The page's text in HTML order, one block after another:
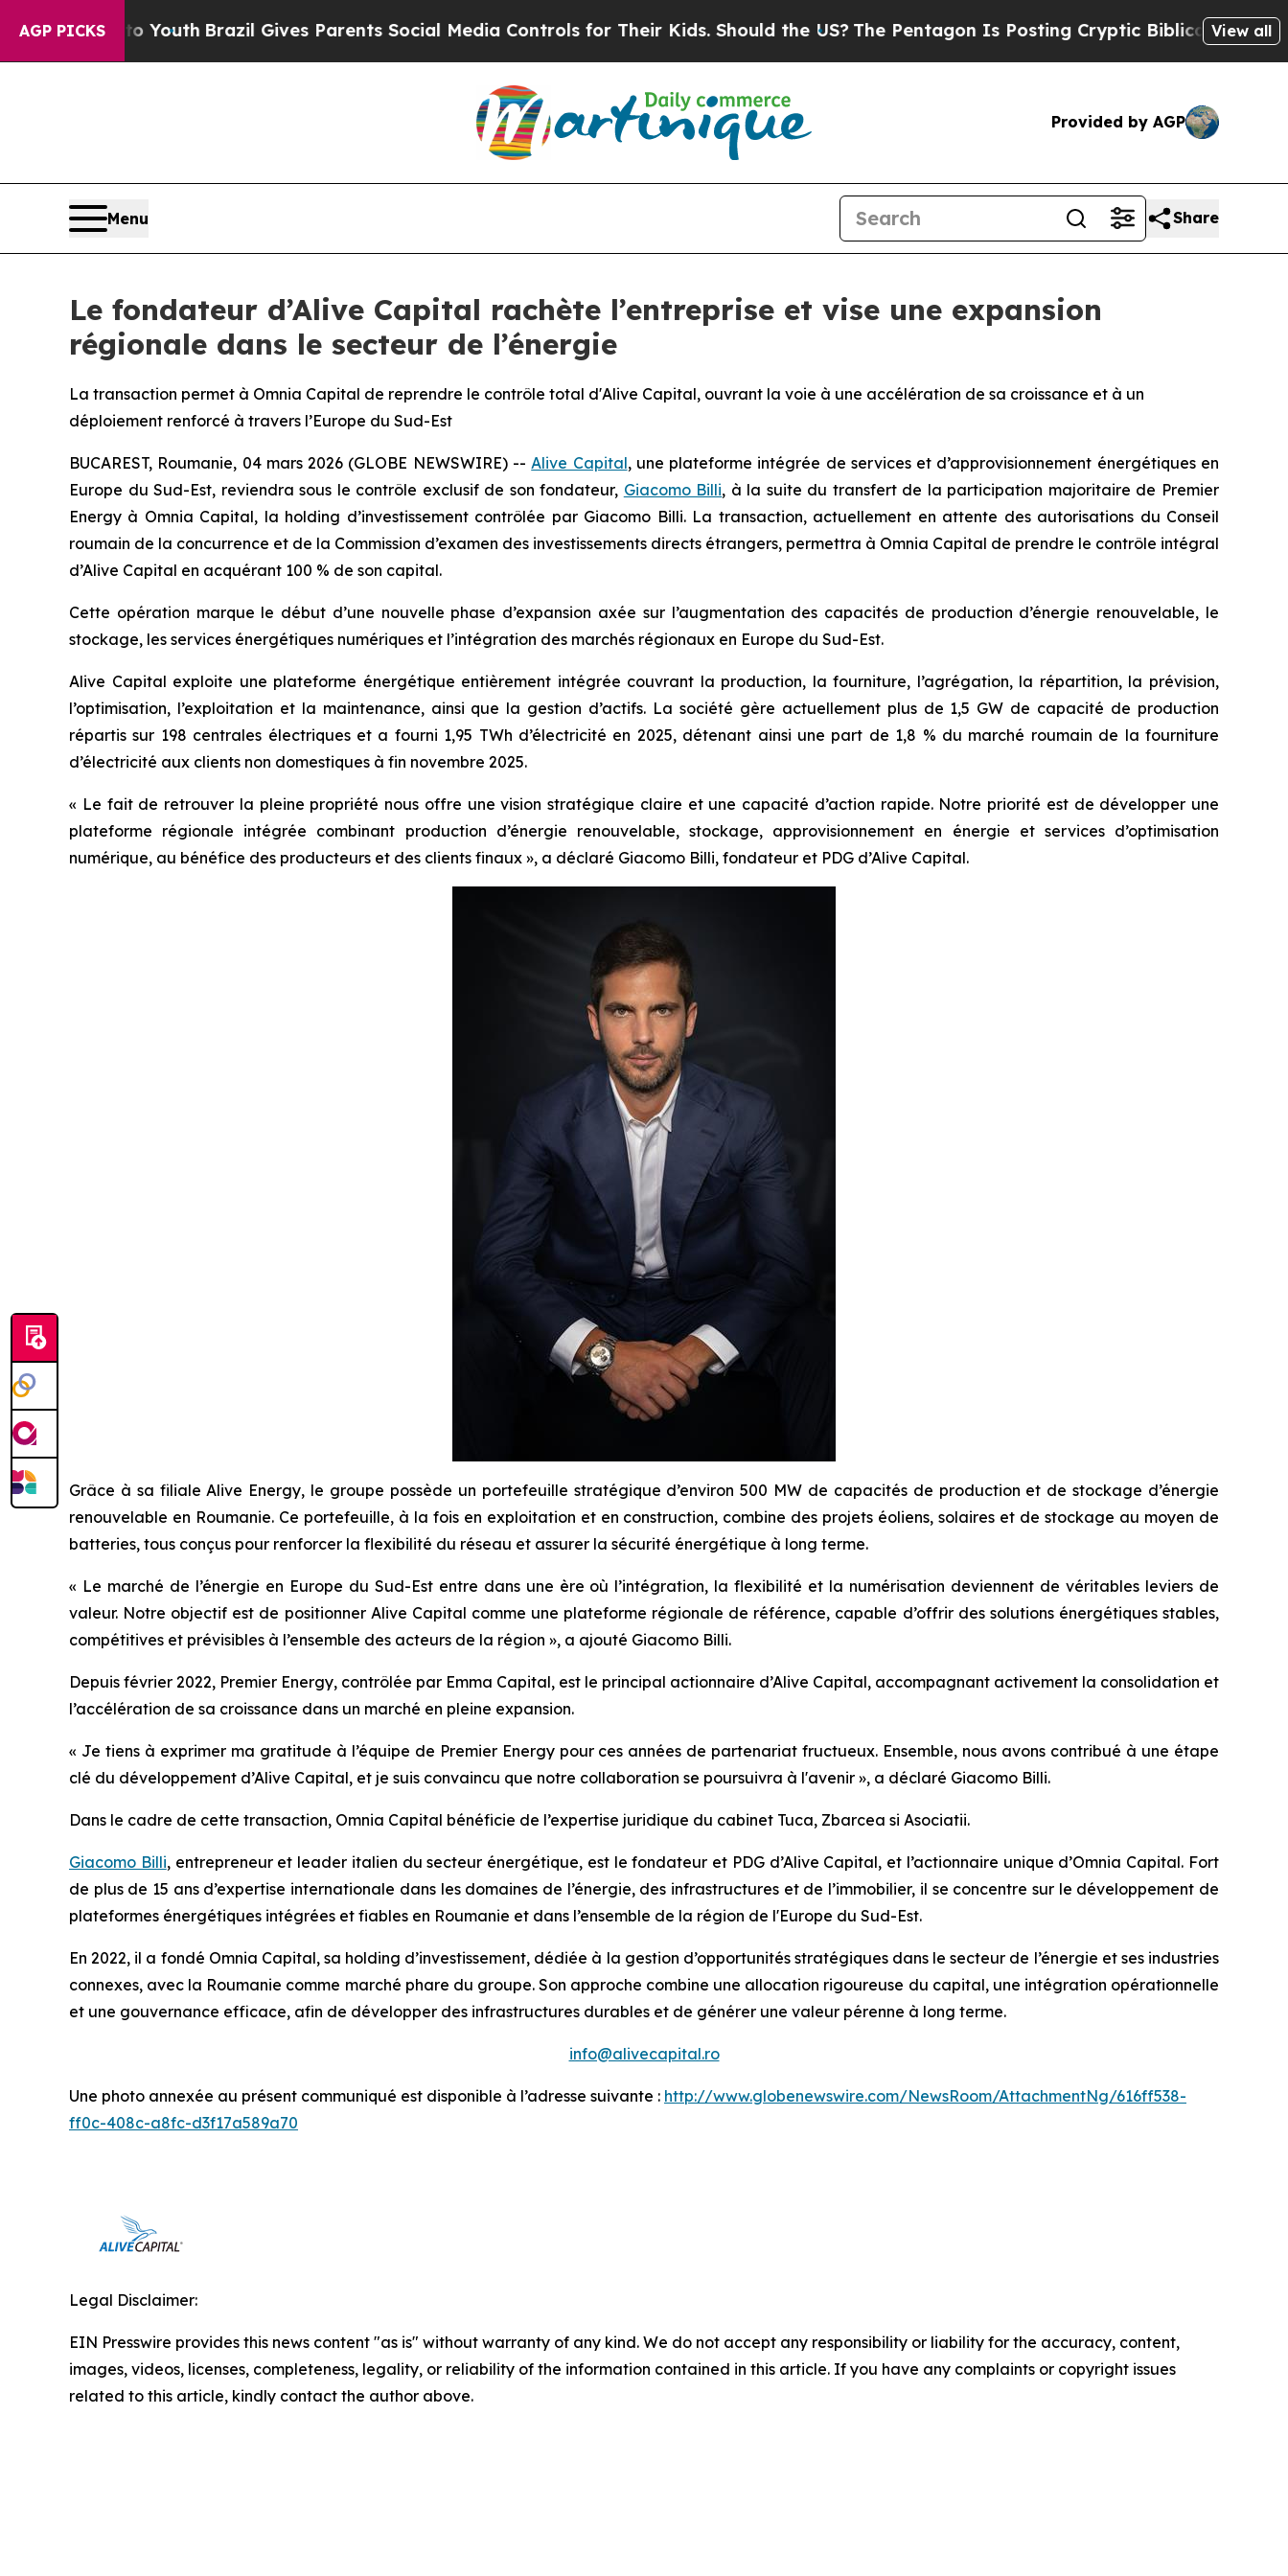
AGP PICKS
to Youth Brazil Gives Parents Social Media Controls for Their Kids. Should the US?The Pentagon Is Posting Cryptic Biblical Messages on
View all
Provided by AGP
Menu Share
Le fondateur d’Alive Capital rachète l’entreprise et vise une expansion
régionale dans le secteur de l’énergie
La transaction permet à Omnia Capital de reprendre le contrôle total d'Alive Capital, ouvrant la voie à une accélération de sa croissance et à un
déploiement renforcé à travers l’Europe du Sud-Est
BUCAREST, Roumanie, 04 mars 2026 (GLOBE NEWSWIRE) -- Alive Capital, une plateforme intégrée de services et d’approvisionnement énergétiques en
Europe du Sud-Est, reviendra sous le contrôle exclusif de son fondateur, Giacomo Billi, à la suite du transfert de la participation majoritaire de Premier
Energy à Omnia Capital, la holding d’investissement contrôlée par Giacomo Billi. La transaction, actuellement en attente des autorisations du Conseil
roumain de la concurrence et de la Commission d’examen des investissements directs étrangers, permettra à Omnia Capital de prendre le contrôle intégral
d’Alive Capital en acquérant 100 % de son capital.
Cette opération marque le début d’une nouvelle phase d’expansion axée sur l’augmentation des capacités de production d’énergie renouvelable, le
stockage, les services énergétiques numériques et l’intégration des marchés régionaux en Europe du Sud-Est.
Alive Capital exploite une plateforme énergétique entièrement intégrée couvrant la production, la fourniture, l’agrégation, la répartition, la prévision,
l’optimisation, l’exploitation et la maintenance, ainsi que la gestion d’actifs. La société gère actuellement plus de 1,5 GW de capacité de production
répartis sur 198 centrales électriques et a fourni 1,95 TWh d’électricité en 2025, détenant ainsi une part de 1,8 % du marché roumain de la fourniture
d’électricité aux clients non domestiques à fin novembre 2025.
« Le fait de retrouver la pleine propriété nous offre une vision stratégique claire et une capacité d’action rapide. Notre priorité est de développer une
plateforme régionale intégrée combinant production d’énergie renouvelable, stockage, approvisionnement en énergie et services d’optimisation
numérique, au bénéfice des producteurs et des clients finaux », a déclaré Giacomo Billi, fondateur et PDG d’Alive Capital.
Grâce à sa filiale Alive Energy, le groupe possède un portefeuille stratégique d’environ 500 MW de capacités de production et de stockage d’énergie
renouvelable en Roumanie. Ce portefeuille, à la fois en exploitation et en construction, combine des projets éoliens, solaires et de stockage au moyen de
batteries, tous conçus pour renforcer la flexibilité du réseau et assurer la sécurité énergétique à long terme.
« Le marché de l’énergie en Europe du Sud-Est entre dans une ère où l’intégration, la flexibilité et la numérisation deviennent de véritables leviers de
valeur. Notre objectif est de positionner Alive Capital comme une plateforme régionale de référence, capable d’offrir des solutions énergétiques stables,
compétitives et prévisibles à l’ensemble des acteurs de la région », a ajouté Giacomo Billi.
Depuis février 2022, Premier Energy, contrôlée par Emma Capital, est le principal actionnaire d’Alive Capital, accompagnant activement la consolidation et
l’accélération de sa croissance dans un marché en pleine expansion.
« Je tiens à exprimer ma gratitude à l’équipe de Premier Energy pour ces années de partenariat fructueux. Ensemble, nous avons contribué à une étape
clé du développement d’Alive Capital, et je suis convaincu que notre collaboration se poursuivra à l'avenir », a déclaré Giacomo Billi.
Dans le cadre de cette transaction, Omnia Capital bénéficie de l’expertise juridique du cabinet Tuca, Zbarcea si Asociatii.
Giacomo Billi, entrepreneur et leader italien du secteur énergétique, est le fondateur et PDG d’Alive Capital, et l’actionnaire unique d’Omnia Capital. Fort
de plus de 15 ans d’expertise internationale dans les domaines de l’énergie, des infrastructures et de l’immobilier, il se concentre sur le développement de
plateformes énergétiques intégrées et fiables en Roumanie et dans l’ensemble de la région de l'Europe du Sud-Est.
En 2022, il a fondé Omnia Capital, sa holding d’investissement, dédiée à la gestion d’opportunités stratégiques dans le secteur de l’énergie et ses industries
connexes, avec la Roumanie comme marché phare du groupe. Son approche combine une allocation rigoureuse du capital, une intégration opérationnelle
et une gouvernance efficace, afin de développer des infrastructures durables et de générer une valeur pérenne à long terme.
info@alivecapital.ro
Une photo annexée au présent communiqué est disponible à l’adresse suivante : http://www.globenewswire.com/NewsRoom/AttachmentNg/616ff538-
ff0c-408c-a8fc-d3f17a589a70
Legal Disclaimer:
EIN Presswire provides this news content "as is" without warranty of any kind. We do not accept any responsibility or liability for the accuracy, content,
images, videos, licenses, completeness, legality, or reliability of the information contained in this article. If you have any complaints or copyright issues
related to this article, kindly contact the author above.